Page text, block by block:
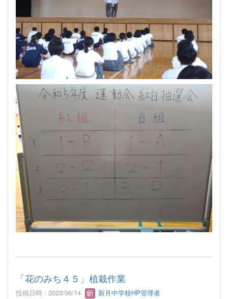
「花のみち４５」植栽作業
投稿日時 : 2023/06/14 新月中学校HP管理者